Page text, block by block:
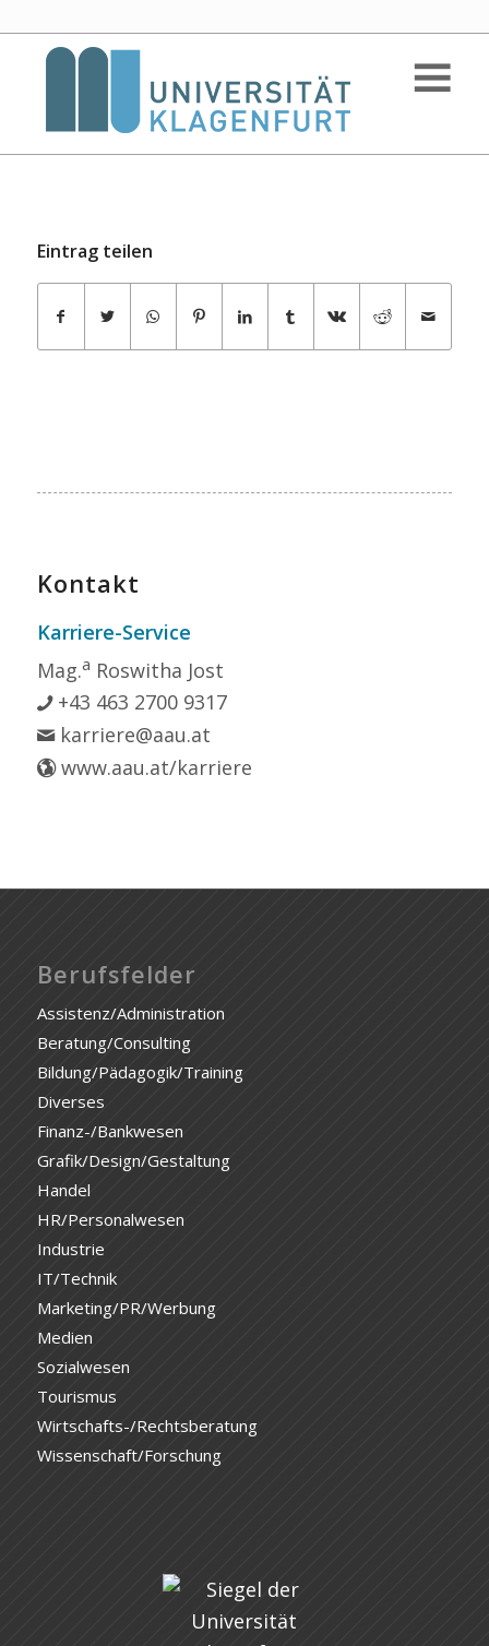
Eintrag teilen
Kontakt
Karriere-Service
Mag.a Roswitha Jost
+43 463 2700 9317
karriere@aau.at
www.aau.at/karriere
Berufsfelder
Assistenz/Administration
Beratung/Consulting
Bildung/Pädagogik/Training
Diverses
Finanz-/Bankwesen
Grafik/Design/Gestaltung
Handel
HR/Personalwesen
Industrie
IT/Technik
Marketing/PR/Werbung
Medien
Sozialwesen
Tourismus
Wirtschafts-/Rechtsberatung
Wissenschaft/Forschung